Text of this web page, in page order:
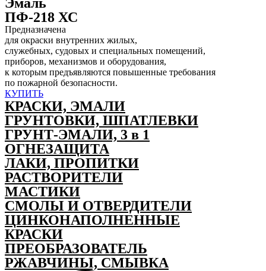
ПФ-218 ХС
Предназначена
для окраски внутренних жилых,
служебных, судовых и специальных помещений,
приборов, механизмов и оборудования,
к которым предъявляются повышенные требования
по пожарной безопасности.
КУПИТЬ
КРАСКИ, ЭМАЛИ
ГРУНТОВКИ, ШПАТЛЕВКИ
ГРУНТ-ЭМАЛИ, 3 в 1
ОГНЕЗАЩИТА
ЛАКИ, ПРОПИТКИ
РАСТВОРИТЕЛИ
МАСТИКИ
СМОЛЫ И ОТВЕРДИТЕЛИ
ЦИНКОНАПОЛНЕННЫЕ
КРАСКИ
ПРЕОБРАЗОВАТЕЛЬ
РЖАВЧИНЫ, СМЫВКА